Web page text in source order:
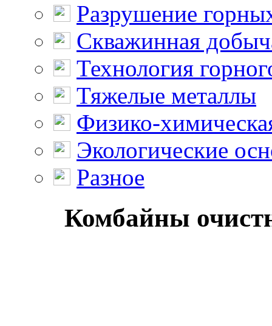
Разрушение
Скважинная
Технология
Тяжелые металлы
Физико-
Экологические
Разное
Комбайны